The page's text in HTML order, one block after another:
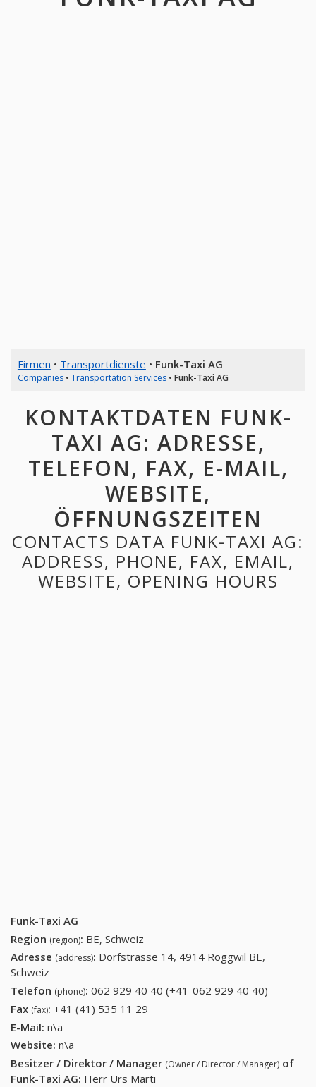
Firmen • Transportdienste • Funk-Taxi AG
Companies• Transportation Services• Funk-Taxi AG
KONTAKTDATEN FUNK-
TAXI AG: ADRESSE,
TELEFON, FAX, E-MAIL,
WEBSITE,
ÖFFNUNGSZEITEN
CONTACTS DATA FUNK-TAXI AG:
ADDRESS, PHONE, FAX, EMAIL,
WEBSITE, OPENING HOURS
Funk-Taxi AG
Region (region): BE, Schweiz
Adresse (address): Dorfstrasse 14, 4914 Roggwil BE,
Schweiz
Telefon (phone): 062 929 40 40 (+41-062 929 40 40)
Fax (fax): +41 (41) 535 11 29
E-Mail: n\a
Website: n\a
Besitzer / Direktor / Manager (Owner / Director / Manager) of
Funk-Taxi AG: Herr Urs Marti